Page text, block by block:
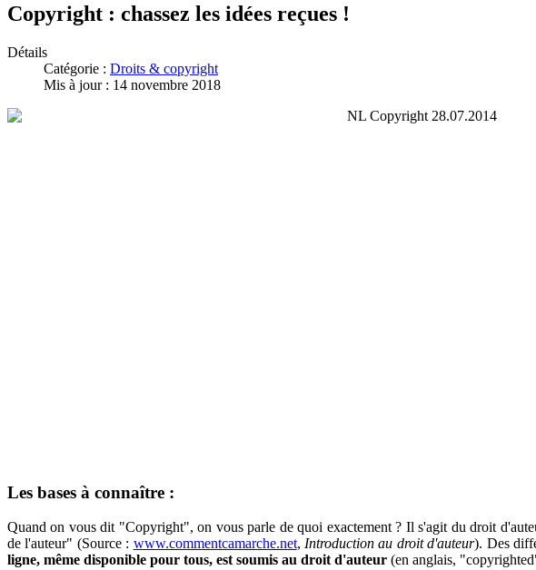
Copyright : chassez les idées reçues !
Détails
Catégorie : Droits & copyright
Mis à jour : 14 novembre 2018
Les bases à connaître :
Quand on vous dit "Copyright", on vous parle de quoi exactement ? Il s'agit du droit
de l'auteur" (Source : www.commentcamarche.net, Introduction au droit d'auteur). Des
ligne, même disponible pour tous, est soumis au droit d'auteur (en anglais,